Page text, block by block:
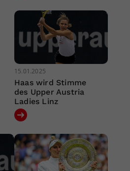
15.01.2025
Haas wird Stimme
des Upper Austria
Ladies Linz